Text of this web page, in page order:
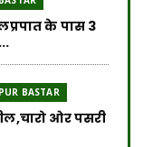
के पास 3
BASTAR
ओर पसरी